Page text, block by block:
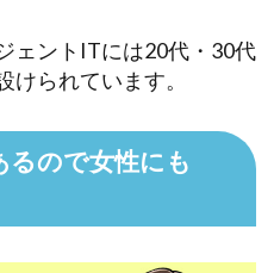
ェントITには20代・30代
られています。
ので女性にも